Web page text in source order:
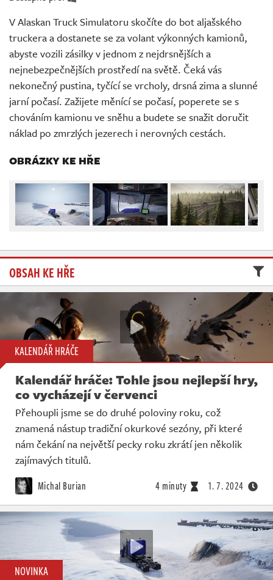
Živě
V Alaskan Truck Simulatoru skočíte do bot aljašského
truckera a dostanete se za volant výkonných kamionů,
abyste vozili zásilky v jednom z nejdrsnějších a
nejnebezpečnějších prostředí na světě. Čeká vás
nekonečný pustina, tyčící se vrcholy, drsná zima a slunné
jarní počasí. Zažijete měnící se počasí, poperete se s
chováním kamionu ve sněhu a budete se snažit doručit
náklad po zmrzlých jezerech i nerovných cestách.
OBRÁZKY KE HŘE
OBSAH KE HŘE
KALENDÁŘ HRÁČE
Kalendář hráče: Tohle jsou nejlepší hry,
co vycházejí v červenci
Přehoupli jsme se do druhé poloviny roku, což
znamená nástup tradiční okurkové sezóny, při které
nám čekání na největší pecky roku zkrátí jen několik
zajímavých titulů.
Michal Burian 4 minuty 1. 7. 2024
NOVINKA